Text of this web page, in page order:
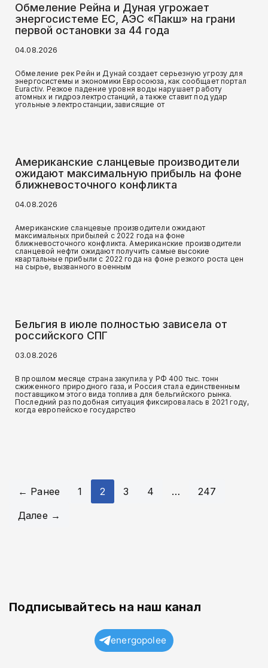
Обмеление Рейна и Дуная угрожает
энергосистеме ЕС, АЭС «Пакш» на грани
первой остановки за 44 года
04.08.2026
Обмеление рек Рейн и Дунай создает серьезную угрозу для
энергосистемы и экономики Евросоюза, как сообщает портал
Euractiv. Резкое падение уровня воды нарушает работу
атомных и гидроэлектростанций, а также ставит под удар
угольные электростанции, зависящие от
Американские сланцевые производители
ожидают максимальную прибыль на фоне
ближневосточного конфликта
04.08.2026
Американские сланцевые производители ожидают
максимальных прибылей с 2022 года на фоне
ближневосточного конфликта. Американские производители
сланцевой нефти ожидают получить самые высокие
квартальные прибыли с 2022 года на фоне резкого роста цен
на сырье, вызванного военным
Бельгия в июле полностью зависела от
российского СПГ
03.08.2026
В прошлом месяце страна закупила у РФ 400 тыс. тонн
сжиженного природного газа, и Россия стала единственным
поставщиком этого вида топлива для бельгийского рынка.
Последний раз подобная ситуация фиксировалась в 2021 году,
когда европейское государство
← Ранее 1 2 3 4 …
247
Далее →
Подписывайтесь на наш канал
energopolee